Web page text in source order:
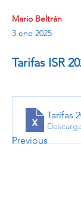
Mario Beltrán
3 ene 2025
Tarifas ISR
Previous
Tarifas